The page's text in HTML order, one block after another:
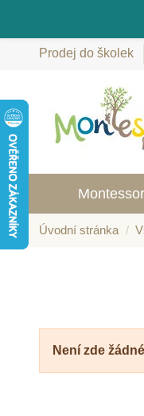
Prodej do školek
Úvodní stránka
Není zde